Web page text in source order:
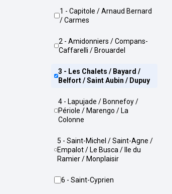
1 - Capitole / Arnaud Bernard
/ Carmes
2 - Amidonniers / Compans-
Caffarelli / Brouardel
3 - Les Chalets / Bayard /
Belfort / Saint Aubin / Dupuy
4 - Lapujade / Bonnefoy /
Périole / Marengo / La
Colonne
5 - Saint-Michel / Saint-Agne /
Empalot / Le Busca / Ile du
Ramier / Monplaisir
6 - Saint-Cyprien